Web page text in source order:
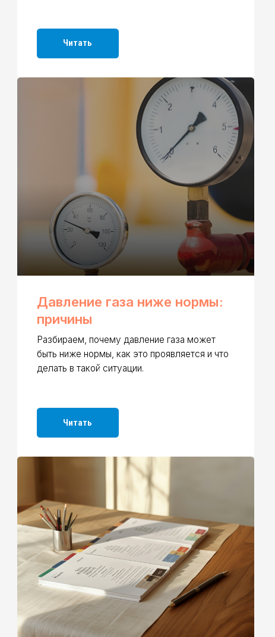
Давление газа ниже нормы:
Разбираем, почему давление газа может
быть ниже нормы, как это проявляется и что
Читать
Если проект не согласовали
— что исправлять
Разбираем, почему проект газификации
могут не согласовать, какие ошибки
встречаются чаще всего и что нужно
исправить.
Читать